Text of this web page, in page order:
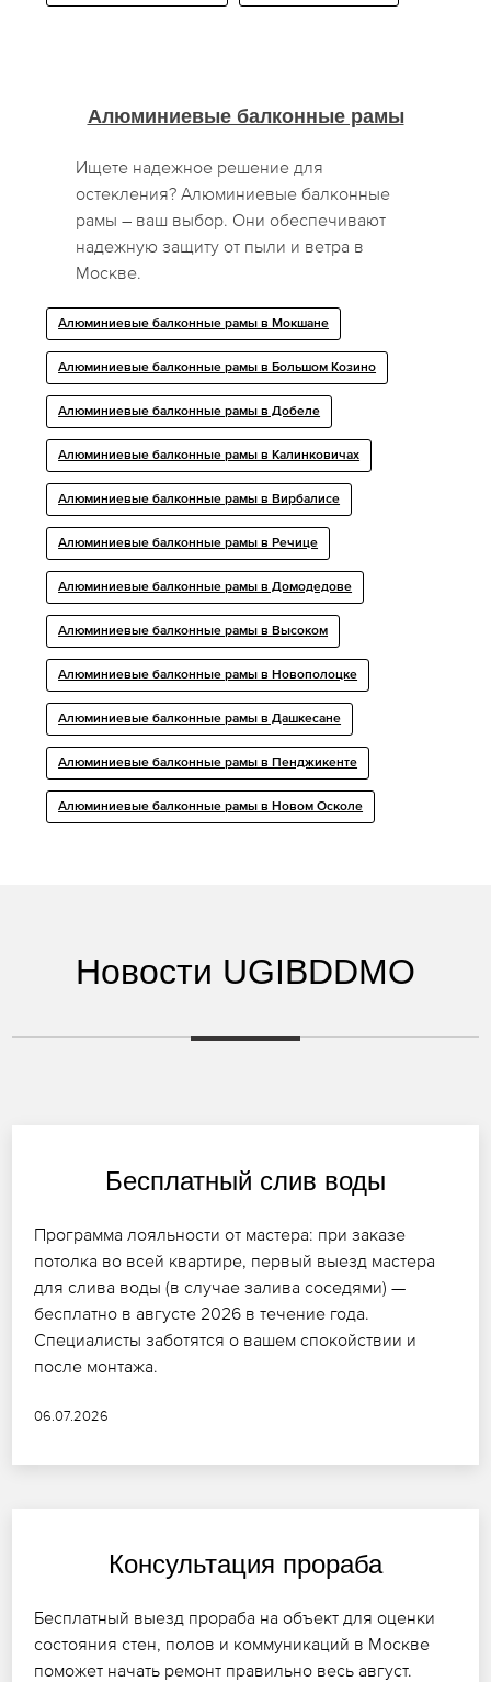
Алюминиевые балконные рамы
Ищете надежное решение для
остекления? Алюминиевые балконные
рамы – ваш выбор. Они обеспечивают
надежную защиту от пыли и ветра в
Москве.
Алюминиевые балконные рамы в Мокшане
Алюминиевые балконные рамы в Большом Козино
Алюминиевые балконные рамы в Добелe
Алюминиевые балконные рамы в Калинковичах
Алюминиевые балконные рамы в Вирбалисе
Алюминиевые балконные рамы в Речице
Алюминиевые балконные рамы в Домодедове
Алюминиевые балконные рамы в Высоком
Алюминиевые балконные рамы в Новополоцке
Алюминиевые балконные рамы в Дашкесане
Алюминиевые балконные рамы в Пенджикенте
Алюминиевые балконные рамы в Новом Осколе
Новости UGIBDDMO
Бесплатный слив воды
Программа лояльности от мастера: при заказе
потолка во всей квартире, первый выезд мастера
для слива воды (в случае залива соседями) —
бесплатно в августе 2026 в течение года.
Специалисты заботятся о вашем спокойствии и
после монтажа.
06.07.2026
Консультация прораба
Бесплатный выезд прораба на объект для оценки
состояния стен, полов и коммуникаций в Москве
поможет начать ремонт правильно весь август.